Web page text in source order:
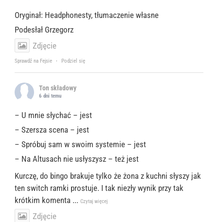
Oryginał: Headphonesty, tłumaczenie własne
Podesłał Grzegorz
Zdjęcie
Sprawdź na Fejsie · Podziel się
Ton składowy
6 dni temu
– U mnie słychać – jest
– Szersza scena – jest
– Spróbuj sam w swoim systemie – jest
– Na Altusach nie usłyszysz – też jest
Kurczę, do bingo brakuje tylko że żona z kuchni słyszy jak
ten switch ramki prostuje. I tak niezły wynik przy tak
krótkim komenta ... Czytaj więcej
Zdjęcie